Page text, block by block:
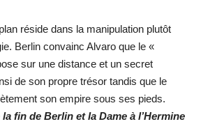
réside dans la manipulation plutôt
Berlin convainc Alvaro que le «
sur une distance et un secret
de son propre trésor tandis que le
son empire sous ses pieds.
fin de Berlin et la Dame à l’Hermine